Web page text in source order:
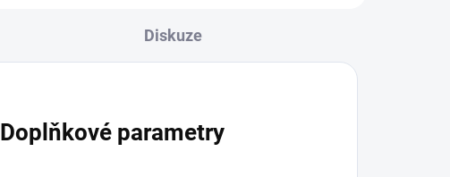
Diskuze
Doplňkové parametry